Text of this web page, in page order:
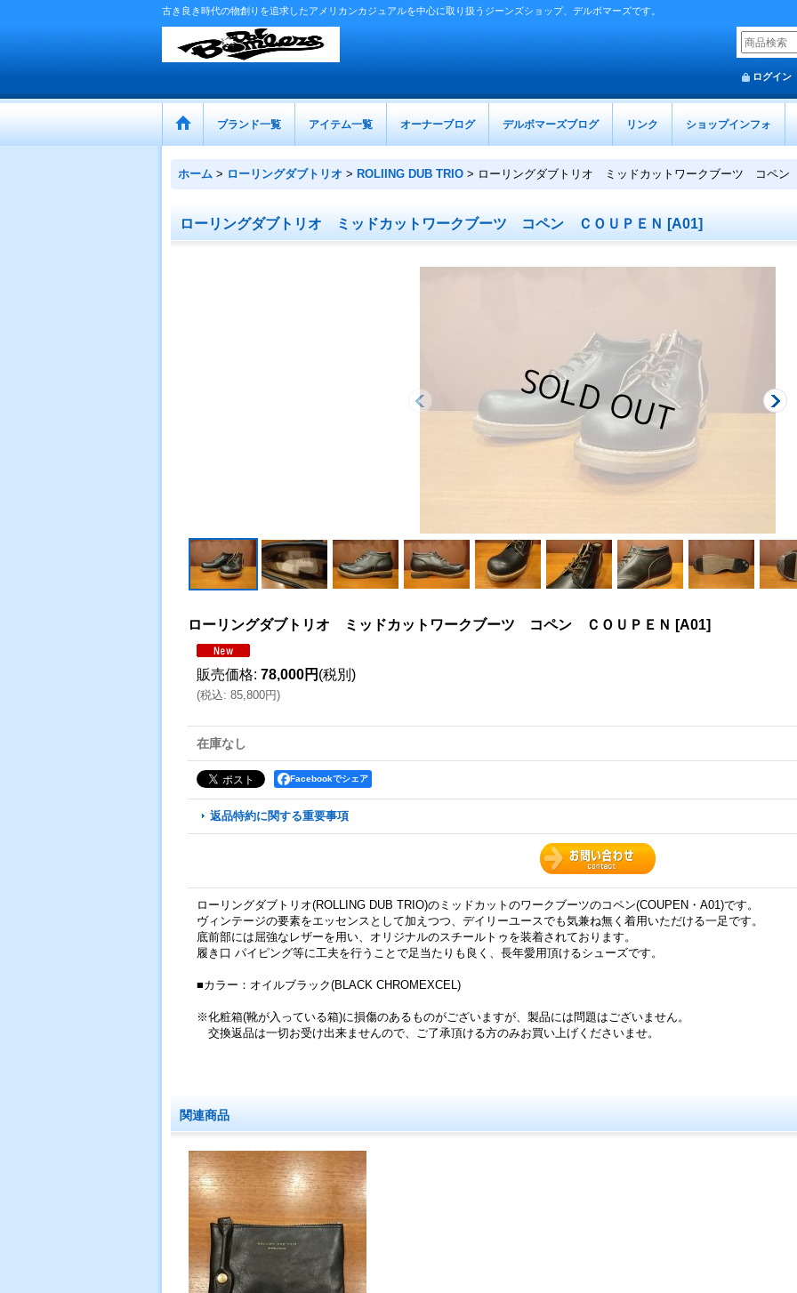
古き良き時代の物創りを追求したアメリカンカジュアルを中心に取り扱うジーンズショップ、デルボマーズです。
ログイン
ブランド一覧 アイテム一覧 オーナーブログ デルボマーズブログ リンク ショップインフォ
ホーム > ローリングダブトリオ > ROLIING DUB TRIO > ローリングダブトリオ ミッドカットワークブーツ コペ
ローリングダブトリオ ミッドカットワークブーツ コペン ＣＯＵＰＥＮ [A01]
ローリングダブトリオ ミッドカットワークブーツ コペン ＣＯＵＰＥＮ [A01]
販売価格: 78,000円 (税別)
(税込: 85,800円)
在庫なし
Facebookでシェア
返品特約に関する重要事項
ローリングダブトリオ(ROLLING DUB TRIO)のミッドカットのワークブーツのコペン(COUPEN・A01)です。
ヴィンテージの要素をエッセンスとして加えつつ、デイリーユースでも気兼ね無く着用いただける一足です。
底前部には屈強なレザーを用い、オリジナルのスチールトゥを装着されております。
履き口 パイピング等に工夫を行うことで足当たりも良く、長年愛用頂けるシューズです。
■カラー：オイルブラック(BLACK CHROMEXCEL)
※化粧箱(靴が入っている箱)に損傷のあるものがございますが、製品には問題はございません。
交換返品は一切お受け出来ませんので、ご了承頂ける方のみお買い上げくださいませ。
関連商品